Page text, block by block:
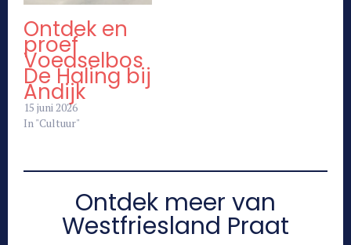
Ontdek en
proef
Voedselbos
De Haling bij
Andijk
15 juni 2026
In "Cultuur"
Ontdek meer van
Westfriesland Praat